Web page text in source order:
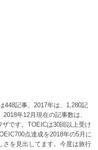
448記事、2017年は、1,280記
年12月現在の記事数は、
です。TOEICは30回以上受け
点達成を2018年の5月に
さを見出してます。今度は旅行